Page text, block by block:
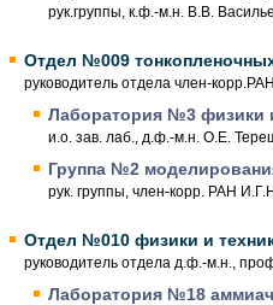
рук.группы, к.ф.-м.н. В.В.
Отдел №009
руководитель отдела член-
Лаборатория №3 физики
и.о. зав. лаб., д.ф.-м.н. О.Е.
Группа №2
рук. группы, член-корр. РАН
Отдел №010 физики и
руководитель отдела д.ф.-м.н.,
Лаборатория №18